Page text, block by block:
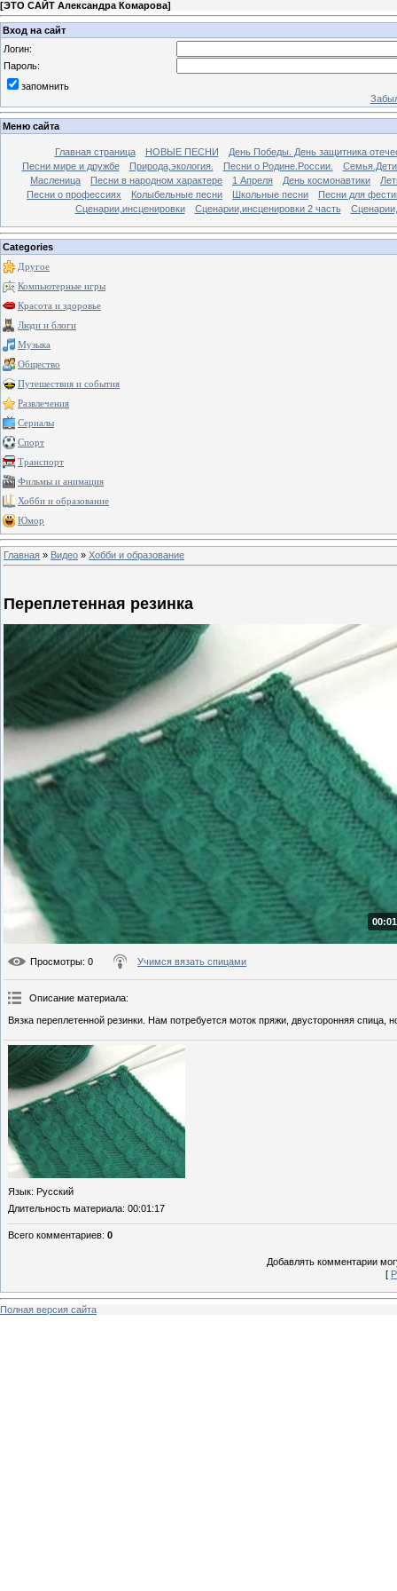
[ЭТО САЙТ Александра Комарова]
Вход на сайт
Логин:
Пароль:
запомнить
Меню сайта
Главная страница НОВЫЕ ПЕСНИ
День Победы. День защитника
Песни мире и дружбе
Природа,экология. Песни о Родине.России.
Масленица
Песни в народном характере 1 Апреля День космонавтики
Песни о профессиях
Колыбельные песни Школьные песни
Песни для
Сценарии,инсценировки
Сценарии,инсценировки 2 часть
Categories
Другое
Компьютерные игры
Красота и здоровье
Люди и блоги
Музыка
Общество
Путешествия и события
Развлечения
Сериалы
Спорт
Транспорт
Фильмы и анимация
Хобби и образование
Юмор
Главная » Видео » Хобби и образование
Переплетенная резинка
Просмотры: 0 Учимся вязать спицами
Описание материала:
Вязка переплетенной резинки. Нам потребуется моток пряжи, двусторонняя
Язык: Русский
Длительность материала: 00:01:17
Всего комментариев: 0
Добавлять комментарии
[
Полная версия сайта